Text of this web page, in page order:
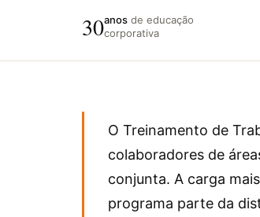
30anos de educação
corporativa
O Treinamento de
colaboradores de
conjunta. A carga
programa parte da